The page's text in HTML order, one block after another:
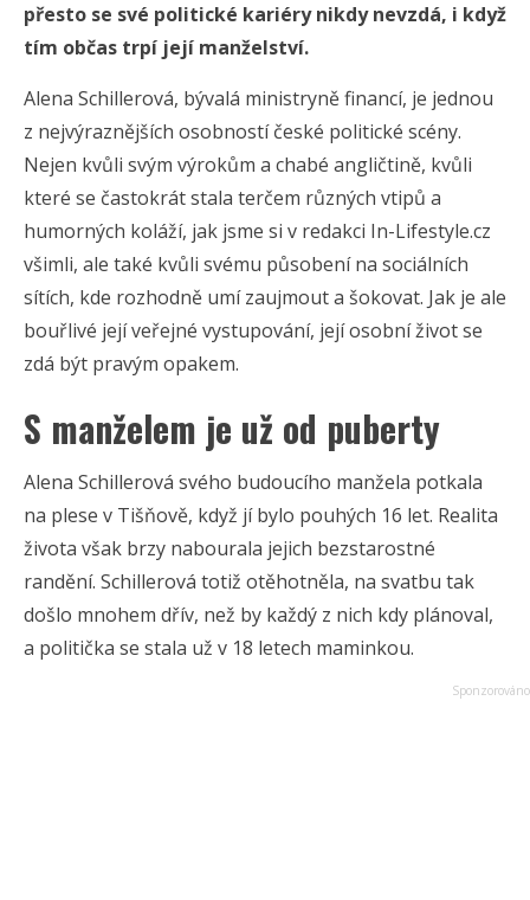
přesto se své politické kariéry nikdy nevzdá, i když
tím občas trpí její manželství.
Alena Schillerová, bývalá ministryně financí, je jednou
z nejvýraznějších osobností české politické scény.
Nejen kvůli svým výrokům a chabé angličtině, kvůli
které se častokrát stala terčem různých vtipů a
humorných koláží, jak jsme si v redakci In-Lifestyle.cz
všimli, ale také kvůli svému působení na sociálních
sítích, kde rozhodně umí zaujmout a šokovat. Jak je ale
bouřlivé její veřejné vystupování, její osobní život se
zdá být pravým opakem.
S manželem je už od puberty
Alena Schillerová svého budoucího manžela potkala
na plese v Tišňově, když jí bylo pouhých 16 let. Realita
života však brzy nabourala jejich bezstarostné
randění. Schillerová totiž otěhotněla, na svatbu tak
došlo mnohem dřív, než by každý z nich kdy plánoval,
a politička se stala už v 18 letech maminkou.